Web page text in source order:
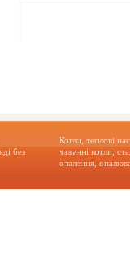
без
Котли, теплові
чавунні котли,
опалення,